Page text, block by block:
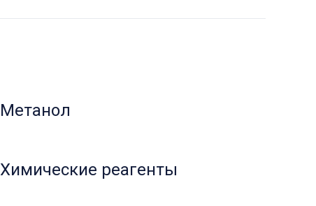
Метанол
Химические реагенты